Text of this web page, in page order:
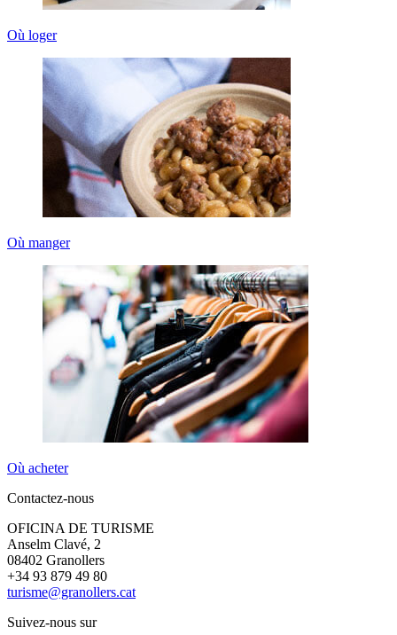
Où loger
Où manger
Où acheter
Contactez-nous
OFICINA DE TURISME
Anselm Clavé, 2
08402 Granollers
+34 93 879 49 80
turisme@granollers.cat
Suivez-nous sur